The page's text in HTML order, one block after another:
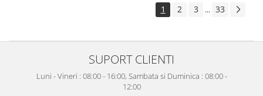
1 2 3 ... 33
SUPORT CLIENTI
Luni - Vineri : 08:00 - 16:00, Sambata si Duminica : 08:00 -
12:00